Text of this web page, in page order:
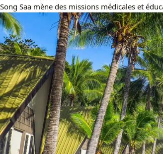
Song Saa mène des missions médicales et